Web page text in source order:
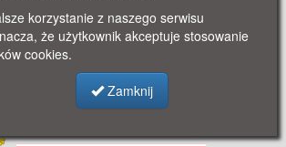
· Informacje o projekcie · Cennik
zasobów
· Kontakt ·
Regulamin
serwisu
· Polityka prywatności
korzystanie z naszego serwisu
że użytkownik akceptuje stosowanie
cookies.
Zamknij